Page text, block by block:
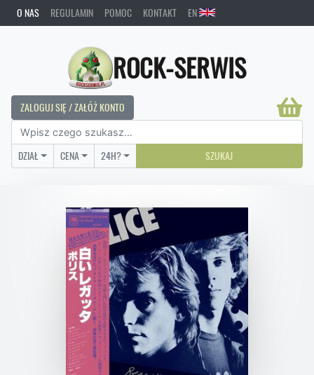
O NAS REGULAMIN POMOC KONTAKT EN
ROCK-SERWIS
ZALOGUJ SIĘ / ZAŁÓŻ KONTO
DZIAŁ CENA 24H? SZUKAJ